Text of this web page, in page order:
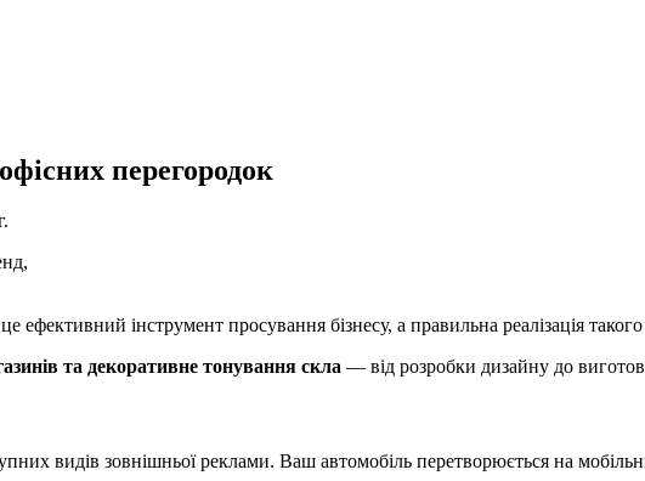
перегородок
ефективний інструмент просування бізнесу, а правильна реалізація
та декоративне тонування скла — від розробки дизайну до
видів зовнішньої реклами. Ваш автомобіль перетворюється на